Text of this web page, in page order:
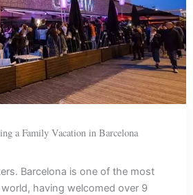
a Family Vacation in Barcelona
Barcelona is one of the most
having welcomed over 9